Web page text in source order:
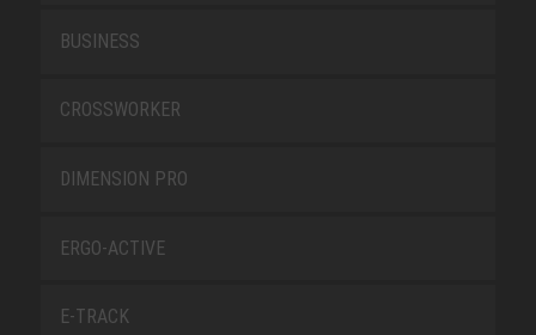
BUSINESS
CROSSWORKER
DIMENSION PRO
ERGO-ACTIVE
E-TRACK